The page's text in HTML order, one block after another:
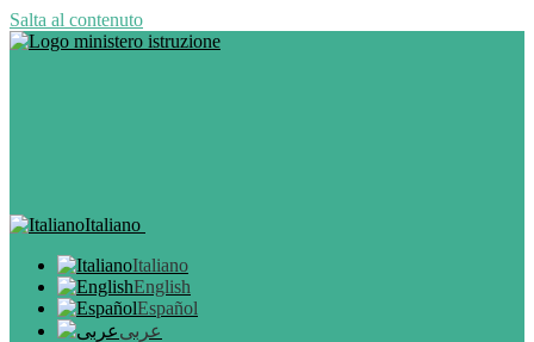
Salta al contenuto
Italiano
Italiano
English
Español
عربى